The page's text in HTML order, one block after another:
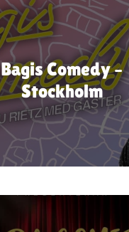
Bagis Comedy –
Stockholm